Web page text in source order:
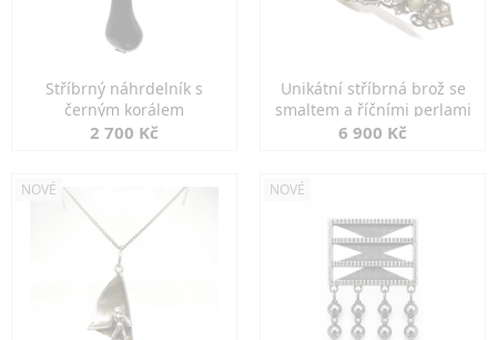
Stříbrný náhrdelník s
černým korálem
2 700 Kč
Unikátní stříbrná brož se
smaltem a říčními perlami
6 900 Kč
NOVÉ NOVÉ